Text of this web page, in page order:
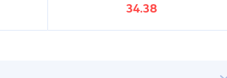
34.38